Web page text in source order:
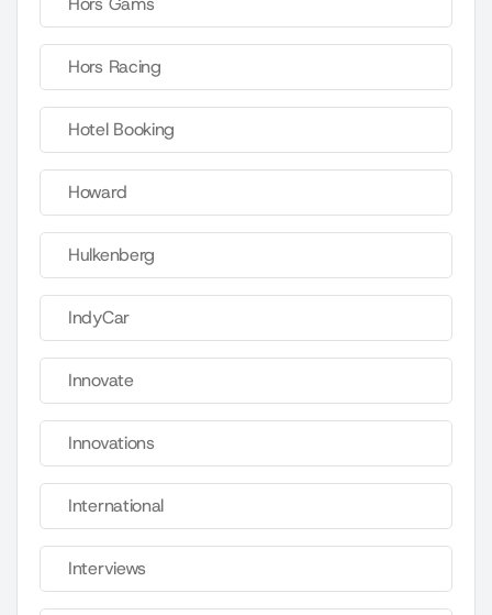
Hors Racing
Hotel Booking
Howard
Hulkenberg
IndyCar
Innovate
Innovations
International
Interviews